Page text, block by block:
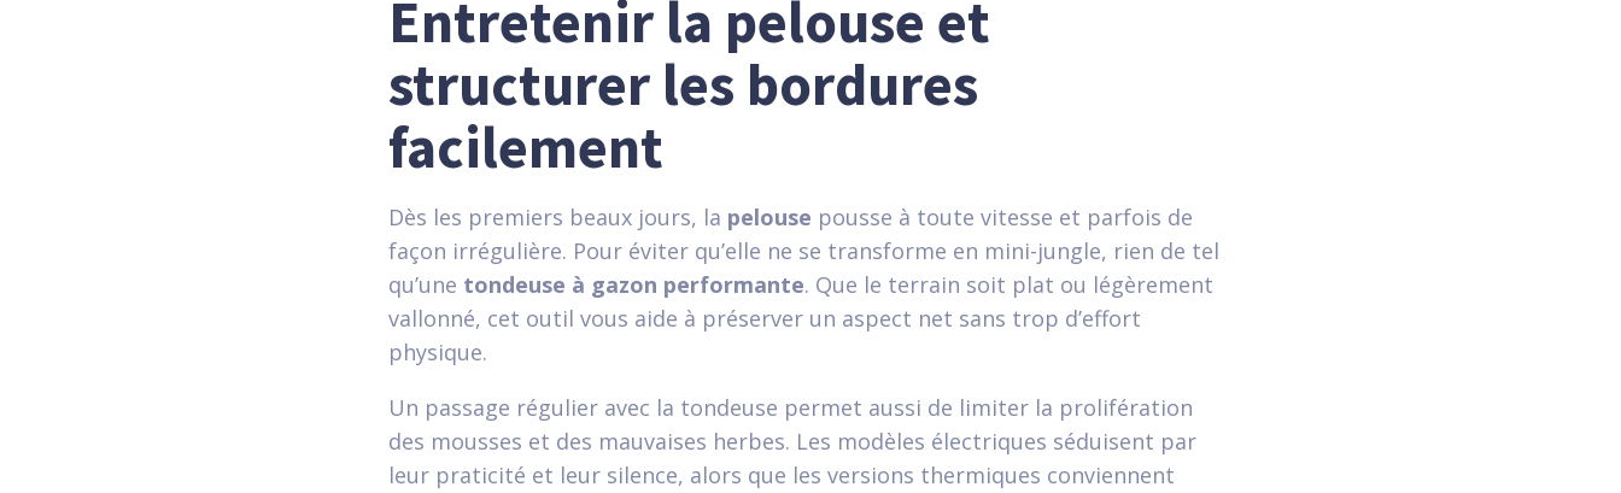
Entretenir la pelouse et
structurer les bordures
facilement
Dès les premiers beaux jours, la pelouse pousse à toute vitesse et parfois de
façon irrégulière. Pour éviter qu’elle ne se transforme en mini-jungle, rien de tel
qu’une tondeuse à gazon performante. Que le terrain soit plat ou légèrement
vallonné, cet outil vous aide à préserver un aspect net sans trop d’effort
physique.
Un passage régulier avec la tondeuse permet aussi de limiter la prolifération
des mousses et des mauvaises herbes. Les modèles électriques séduisent par
leur praticité et leur silence, alors que les versions thermiques conviennent